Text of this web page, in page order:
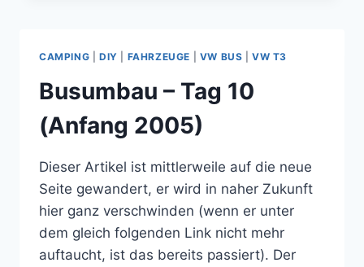
(ANFANG
2005)
CAMPING DIY FAHRZEUGE VW BUS |VW T3
Busumbau – Tag 10
(Anfang 2005)
Dieser Artikel ist mittlerweile auf die neue
Seite gewandert, er wird in naher Zukunft
hier ganz verschwinden (wenn er unter
dem gleich folgenden Link nicht mehr
auftaucht, ist das bereits passiert). Der